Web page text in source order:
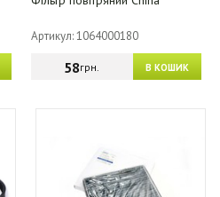
Артикул: 1064000180
В КОШИК
58грн.